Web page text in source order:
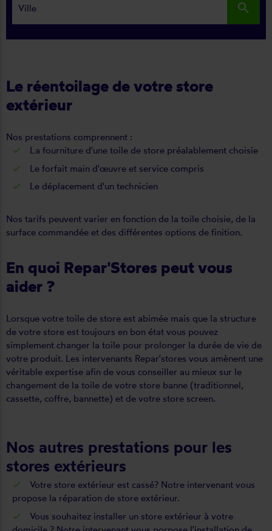
search
Le réentoilage de votre store
extérieur
Nos prestations comprennent :
La fourniture d'une toile de store préalablement choisie
Le forfait main d'œuvre et service compris
Le déplacement d'un technicien
Nos tarifs peuvent varier en fonction de la toile choisie, de la
surface commandée et des différentes options de finition.
En quoi Repar'Stores peut vous
aider ?
Lorsque votre toile de store est abimée mais que la structure
de votre store est toujours en bon état vous pouvez
simplement changer la toile pour prolonger la durée de vie de
votre produit. Les intervenants Repar'stores vous amènent une
véritable expertise afin de vous conseiller au mieux sur le
changement de la toile de votre store banne (traditionnel,
cassette, coffre, bannette) et de votre store screen.
Nos autres prestations pour les
stores extérieurs
Votre store extérieur est cassé? Notre intervenant vous
propose la réparation de store extérieur.
Vous souhaitez installer un store extérieur à votre